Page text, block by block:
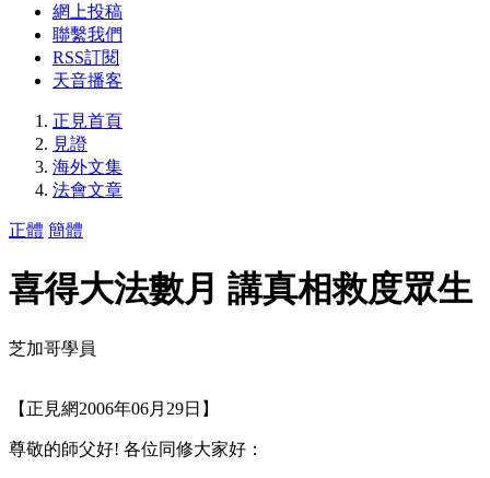
網上投稿
聯繫我們
RSS訂閱
天音播客
正見首頁
見證
海外文集
法會文章
正體 簡體
喜得大法數月 講真相救度眾生
芝加哥學員
【正見網2006年06月29日】
尊敬的師父好! 各位同修大家好：